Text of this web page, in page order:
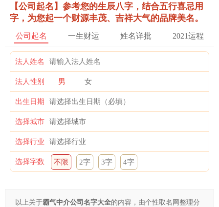
【公司起名】参考您的生辰八字，结合五行喜忌用
字，为您起一个财源丰茂、吉祥大气的品牌美名。
公司起名 一生财运 姓名详批 2021运程
法人姓名
法人性别 男 女
出生日期
选择城市
选择行业
选择字数 不限 2字 3字 4字
以上关于霸气中介公司名字大全的内容，由个性取名网整理分